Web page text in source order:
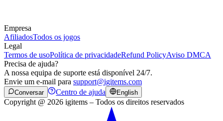
Empresa
AfiliadosTodos os jogos
Legal
Termos de usoPolítica de privacidadeRefund PolicyAviso DMCA
Precisa de ajuda?
A nossa equipa de suporte está disponível 24/7.
Envie um e-mail para support@igitems.com
Conversar Centro de ajuda English
Copyright @ 2026 igitems – Todos os direitos reservados